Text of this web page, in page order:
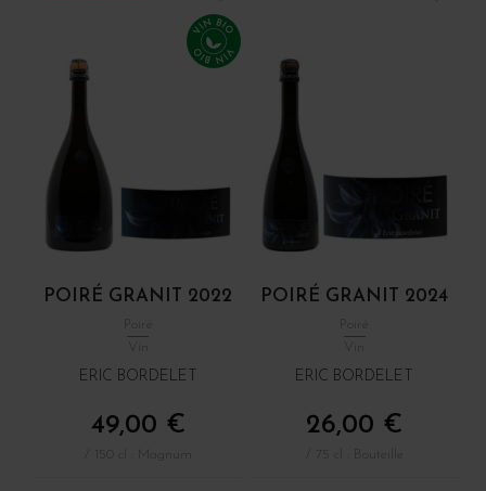
POIRÉ GRANIT 2022
ERIC BORDELET
49,00 €
POIRÉ GRANIT 2024
ERIC BORDELET
26,00 €